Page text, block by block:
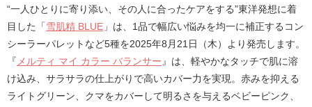
“一人ひとりに寄り添い、その人に合ったケアをする”東洋発想に着
目した「雪肌精 BLUE 」は、1品で幅広い悩みを均一に補正するコン
シーラーパレットなど5種を2025年8月21日（木）より発売します。
『 メルティ マイ カラー バランサー 』は、軽やかなタッチで肌に溶
け込み、サラサラの仕上がりで高いカバー力を実現。赤みを抑える
ライトグリーン、クマをカバーして明るさを与えるベビーピンク、